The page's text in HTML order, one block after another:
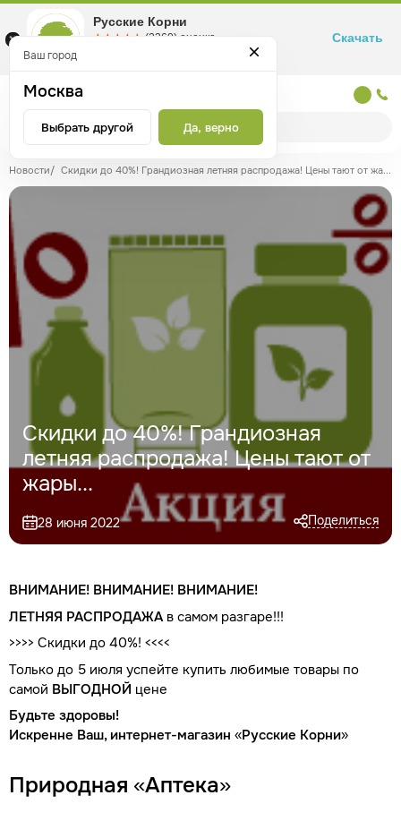
Новости/ Скидки до 40%! Грандиозная летняя распродажа! Цены тают от жары...
Скидки до 40%! Грандиозная
летняя распродажа! Цены тают от
жары...
28 июня 2022 Поделиться
ВНИМАНИЕ! ВНИМАНИЕ! ВНИМАНИЕ!
ЛЕТНЯЯ РАСПРОДАЖАв самом разгаре!!!
>>>> Скидки до 40%! <<<<
Только до 5 июля успейте купить любимые товары по
самой ВЫГОДНОЙ цене
Будьте здоровы!
Искренне Ваш, интернет-магазин «Русские Корни»
Природная «Аптека»
Ваш город
Москва
Выбрать другой Да, верно
Русские Корни
☆☆☆☆☆
★★★★★ (2360) оценка
Маркетплейс товаров для здоровья
Скачать